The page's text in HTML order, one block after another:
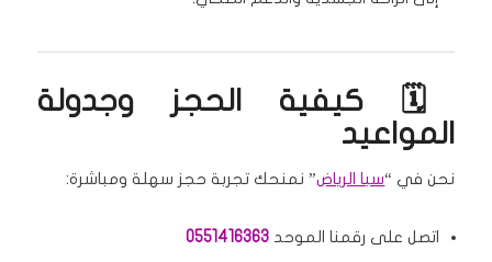
🗓️ كيفية الحجز وجدولة
المواعيد
نحن في “سبا الرياض” نمنحك تجربة حجز سهلة ومباشرة:
اتصل على رقمنا الموحد 0551416363